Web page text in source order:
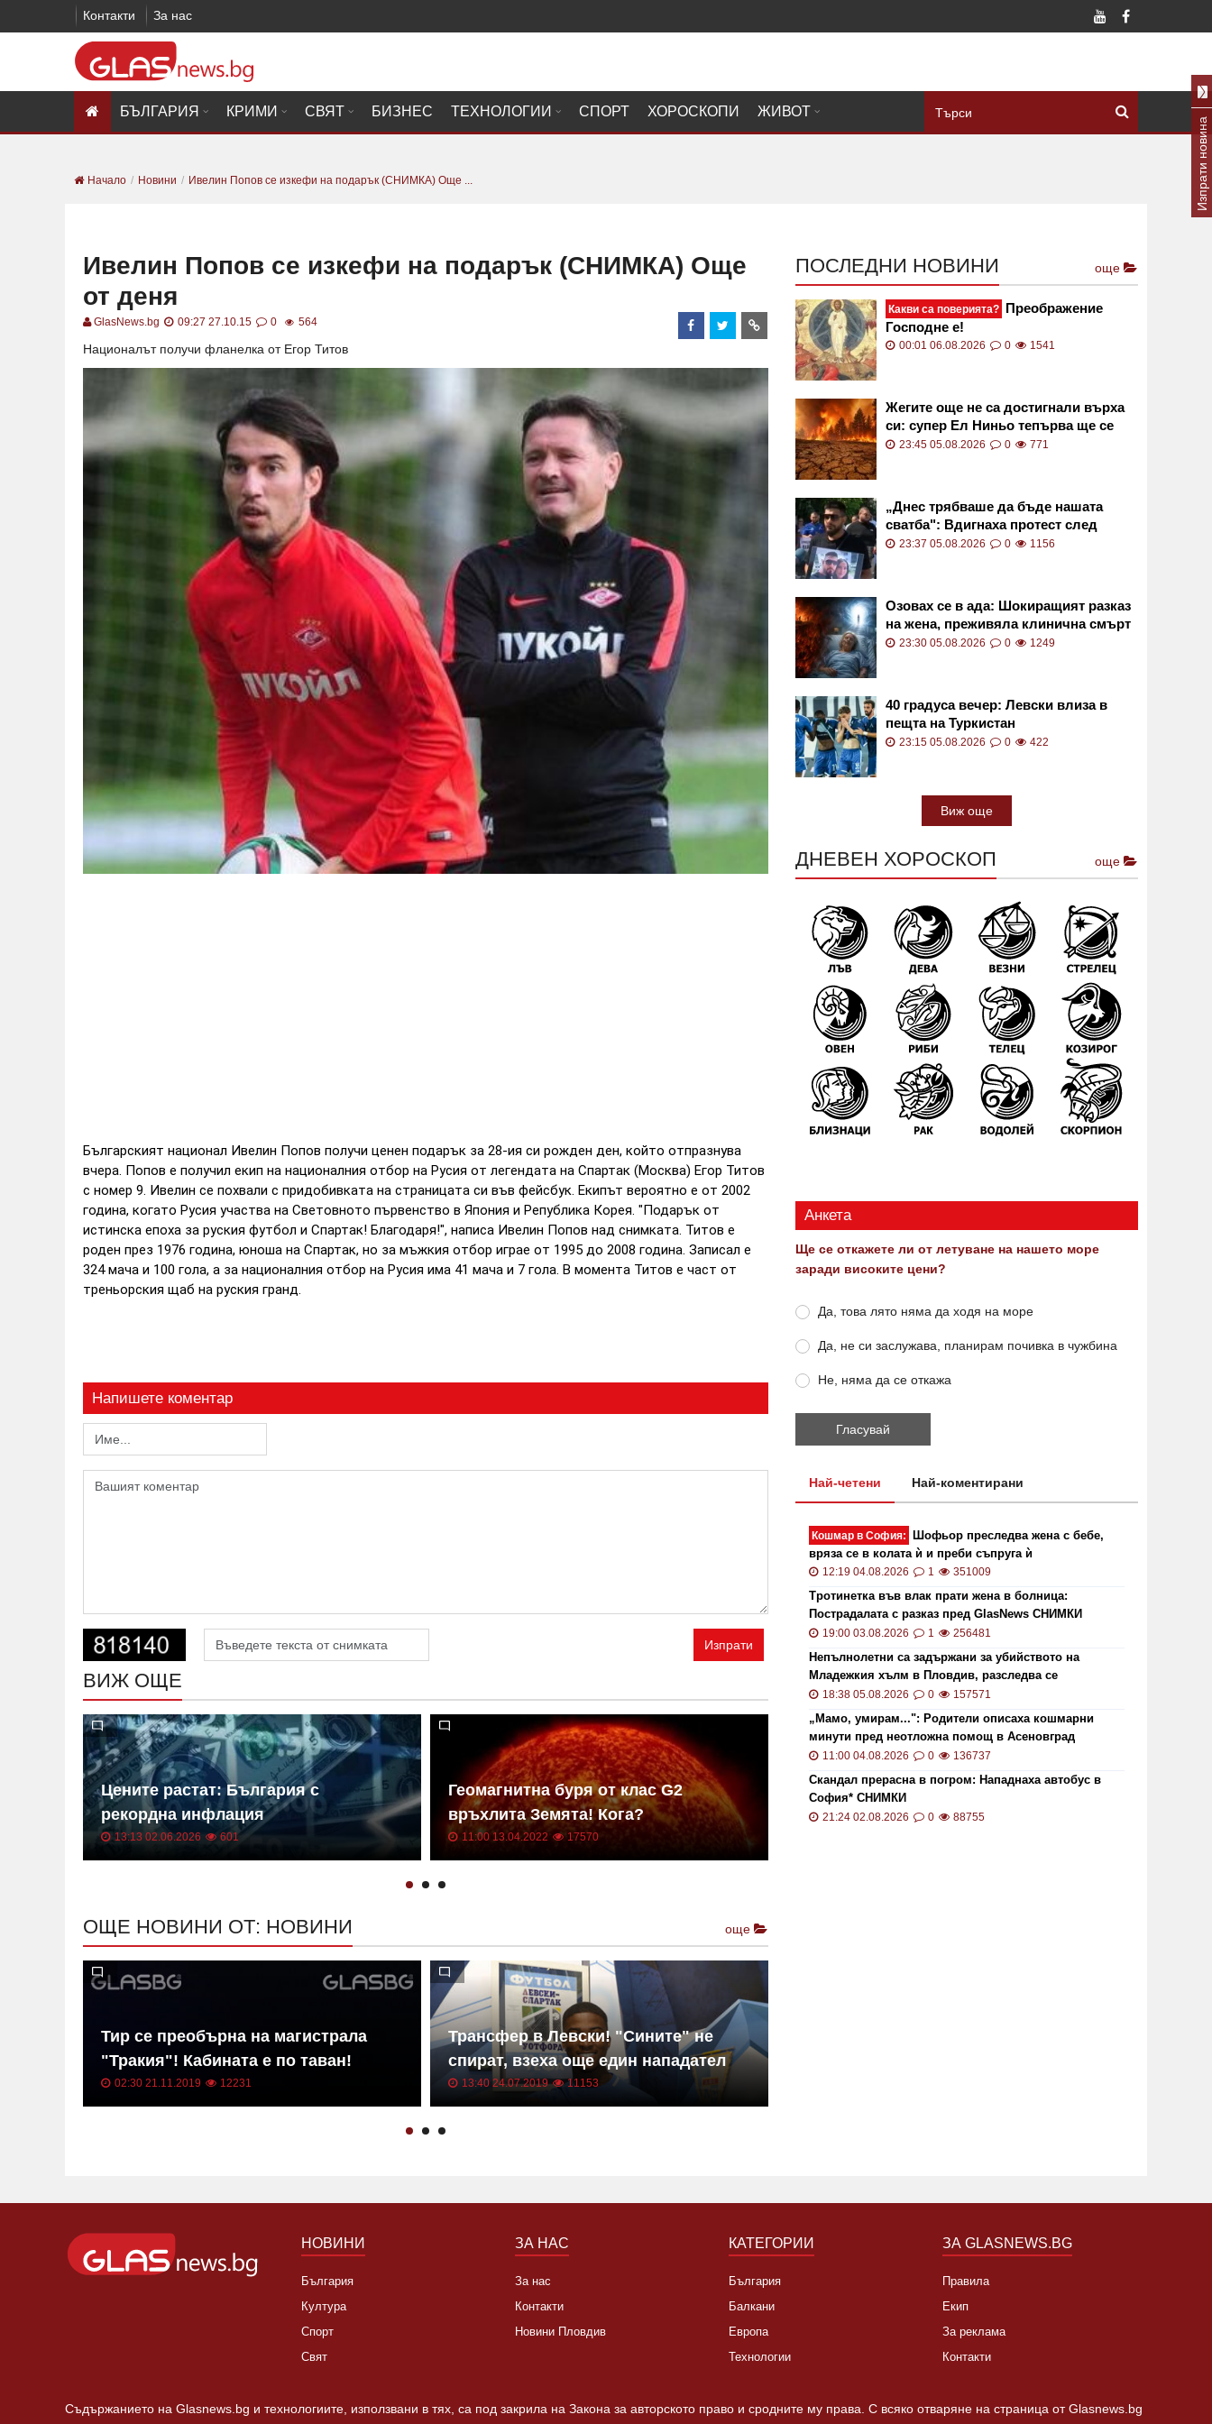
Контакти За нас
БЪЛГАРИЯ КРИМИ СВЯТ БИЗНЕС ТЕХНОЛОГИИ СПОРТ ХОРОСКОПИ ЖИВОТ
Начало Новини Ивелин Попов се изкефи на подарък (СНИМКА) Още ...
Ивелин Попов се изкефи на подарък (СНИМКА) Още
от деня
GlasNews.bg 09:27 27.10.15 0 564
Националът получи фланелка от Егор Титов
Българският национал Ивелин Попов получи ценен подарък за 28-ия си рожден ден, който отпразнува
вчера. Попов е получил екип на националния отбор на Русия от легендата на Спартак (Москва) Егор Титов
с номер 9. Ивелин се похвали с придобивката на страницата си във фейсбук. Екипът вероятно е от 2002
година, когато Русия участва на Световното първенство в Япония и Република Корея. "Подарък от
истинска епоха за руския футбол и Спартак! Благодаря!", написа Ивелин Попов над снимката. Титов е
роден през 1976 година, юноша на Спартак, но за мъжкия отбор играе от 1995 до 2008 година. Записал е
324 мача и 100 гола, а за националния отбор на Русия има 41 мача и 7 гола. В момента Титов е част от
треньорския щаб на руския гранд.
Напишете коментар
Изпрати
ВИЖ ОЩЕ
Цените растат: България с
рекордна инфлация
13:13 02.06.2026 601
Геомагнитна буря от клас G2
връхлита Земята! Кога?
11:00 13.04.2022 17570
НОИ ще проверява за размера на
обезщетенията при безработица
ОЩЕ НОВИНИ ОТ: НОВИНИ още
Тир се преобърна на магистрала
"Тракия"! Кабината е по таван!
02:30 21.11.2019 12231
Трансфер в Левски! "Сините" не
спират, взеха още един нападател
13:40 24.07.2019 11153
ПОСЛЕДНИ НОВИНИ още
Какви са поверията? Преображение
Господне е!
00:01 06.08.2026 0 1541
Жегите още не са достигнали върха
си: супер Ел Ниньо тепърва ще се
засилва
23:45 05.08.2026 0 771
„Днес трябваше да бъде нашата
сватба": Вдигнаха протест след
смъртта на Даяна
23:37 05.08.2026 0 1156
Озовах се в ада: Шокиращият разказ
на жена, преживяла клинична смърт
23:30 05.08.2026 0 1249
40 градуса вечер: Левски влиза в
пещта на Туркистан
23:15 05.08.2026 0 422
Виж още
ДНЕВЕН ХОРОСКОП още
Анкета
Ще се откажете ли от летуване на нашето море
заради високите цени?
Да, това лято няма да ходя на море
Да, не си заслужава, планирам почивка в чужбина
Не, няма да се откажа
Най-четени Най-коментирани
Кошмар в София:
Шофьор преследва жена с бебе,
вряза се в колата ѝ и преби съпруга ѝ
12:19 04.08.2026 1 351009
Тротинетка във влак прати жена в болница:
Пострадалата с разказ пред GlasNews СНИМКИ
19:00 03.08.2026 1 256481
Непълнолетни са задържани за убийството на
Младежкия хълм в Пловдив, разследва се
хомофобски мотив
18:38 05.08.2026 0 157571
„Мамо, умирам...": Родители описаха кошмарни
минути пред неотложна помощ в Асеновград
11:00 04.08.2026 0 136737
Скандал прерасна в погром: Нападнаха автобус в
София* СНИМКИ
21:24 02.08.2026 0 88755
Изпрати новина
НОВИНИ
България
Култура
Спорт
Свят
ЗА НАС
За нас
Контакти
Новини Пловдив
КАТЕГОРИИ
България
Балкани
Европа
Технологии
ЗА GLASNEWS.BG
Правила
Екип
За реклама
Контакти
Съдържанието на Glasnews.bg и технологиите, използвани в тях, са под закрила на Закона за авторското право и сродните му права. С всяко отваряне на страница от Glasnews.bg